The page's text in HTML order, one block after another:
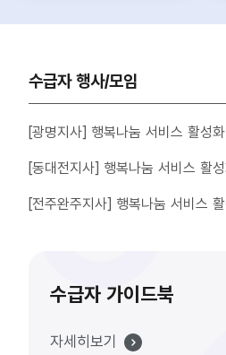
수급자 행사/모임
[광명지사] 행복나눔 서비스 활성
[동대전지사] 행복나눔 서비스 활
[전주완주지사] 행복나눔 서비스
수급자 가이드북
수
자세히보기